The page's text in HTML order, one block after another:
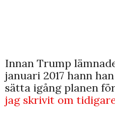
Innan Trump
januari 2017 hann
sätta igång planen för
jag skrivit om